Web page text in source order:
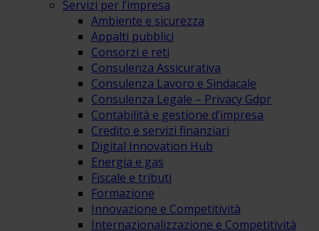
Servizi per l’impresa
Ambiente e sicurezza
Appalti pubblici
Consorzi e reti
Consulenza Assicurativa
Consulenza Lavoro e Sindacale
Consulenza Legale – Privacy Gdpr
Contabilità e gestione d’impresa
Credito e servizi finanziari
Digital Innovation Hub
Energia e gas
Fiscale e tributi
Formazione
Innovazione e Competitività
Internazionalizzazione e Competitività